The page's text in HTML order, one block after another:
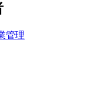
管理